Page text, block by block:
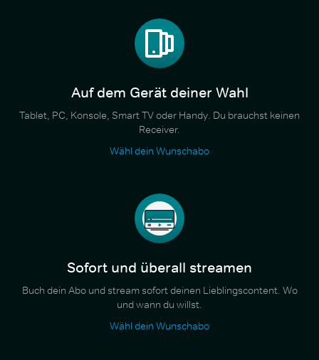
Auf dem Gerät deiner Wahl
Tablet, PC, Konsole, Smart TV oder Handy. Du brauchst keinen
Receiver.
Wähl dein Wunschabo
Sofort und überall streamen
Buch dein Abo und stream sofort deinen Lieblingscontent. Wo
und wann du willst.
Wähl dein Wunschabo